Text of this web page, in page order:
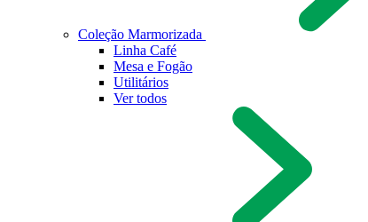
Coleção Marmorizada
Linha Café
Mesa e Fogão
Utilitários
Ver todos